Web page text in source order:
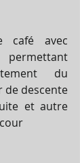
café avec
du
de descente
et autre